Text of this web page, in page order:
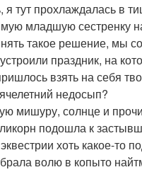
тут прохлаждалась в
младшую сестренку
такое решение, мы
праздник, на
взять на себя
недосып?
мишуру, солнце и
подошла к
хоть какое-то
волю в копыто